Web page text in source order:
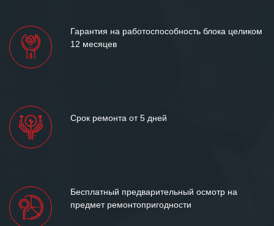
Гарантия на работоспособность блока целиком
12 месяцев
Срок ремонта от 5 дней
Бесплатный предварительный осмотр на
предмет ремонтопригодности